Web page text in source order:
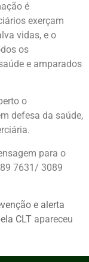
é
exerçam
vidas, e o
os
e amparados
o
defesa da saúde,
para o
7631/ 3089
e alerta
CLT apareceu